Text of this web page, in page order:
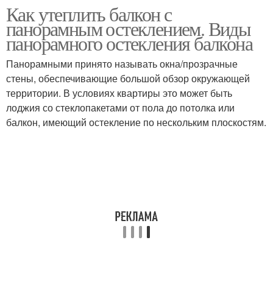
Как утеплить балкон с
панорамным остеклением. Виды
панорамного остекления балкона
Панорамными принято называть окна/прозрачные
стены, обеспечивающие большой обзор окружающей
территории. В условиях квартиры это может быть
лоджия со стеклопакетами от пола до потолка или
балкон, имеющий остекление по нескольким плоскостям.